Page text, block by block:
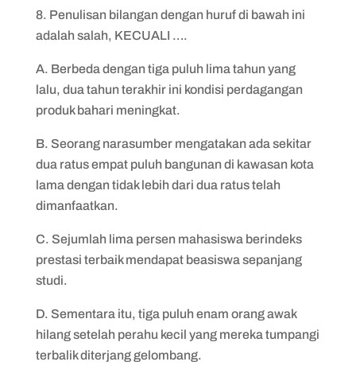
8. Penulisan bilangan dengan huruf di bawah ini
adalah salah, KECUALI ….
A. Berbeda dengan tiga puluh lima tahun yang
lalu, dua tahun terakhir ini kondisi perdagangan
produk bahari meningkat.
B. Seorang narasumber mengatakan ada sekitar
dua ratus empat puluh bangunan di kawasan kota
lama dengan tidak lebih dari dua ratus telah
dimanfaatkan.
C. Sejumlah lima persen mahasiswa berindeks
prestasi terbaik mendapat beasiswa sepanjang
studi.
D. Sementara itu, tiga puluh enam orang awak
hilang setelah perahu kecil yang mereka tumpangi
terbalik diterjang gelombang.